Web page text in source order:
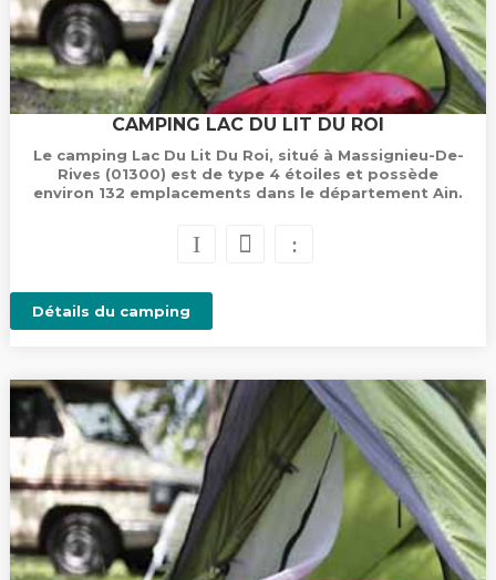
CAMPING LAC DU LIT DU ROI
Le camping Lac Du Lit Du Roi, situé à Massignieu-De-
Rives (01300) est de type 4 étoiles et possède
environ 132 emplacements dans le département Ain.
Détails du camping